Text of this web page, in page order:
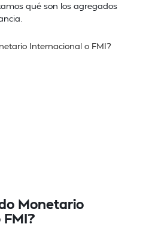
qué son los agregados
Monetario